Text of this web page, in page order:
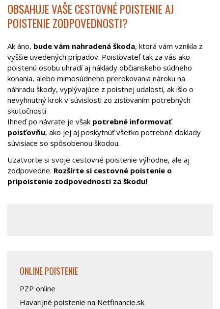
OBSAHUJE VAŠE CESTOVNÉ POISTENIE AJ
POISTENIE ZODPOVEDNOSTI?
Ak áno, bude vám nahradená škoda, ktorá vám vznikla z
vyššie uvedených prípadov. Poisťovateľ tak za vás ako
poistenú osobu uhradí aj náklady občianskeho súdneho
konania, alebo mimosúdneho prerokovania nároku na
náhradu škody, vyplývajúce z poistnej udalosti, ak išlo o
nevyhnutný krok v súvislosti zo zisťovaním potrebných
skutočností.
Ihneď po návrate je však potrebné informovať
poisťovňu, ako jej aj poskytnúť všetko potrebné doklady
súvisiace so spôsobenou škodou.
Uzatvorte si svoje cestovné poistenie výhodne, ale aj
zodpovedne. Rozšírte si cestovné poistenie o
pripoistenie zodpovednosti za škodu!
ONLINE POISTENIE
PZP online
Havarijné poistenie na Netfinancie.sk